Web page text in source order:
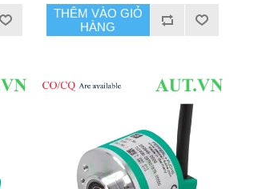
THÊM VÀO GIỎ
HÀNG